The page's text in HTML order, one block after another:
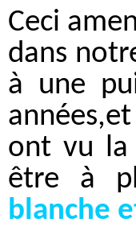
Ceci
dans
à une
ont vu la
être à
blanche